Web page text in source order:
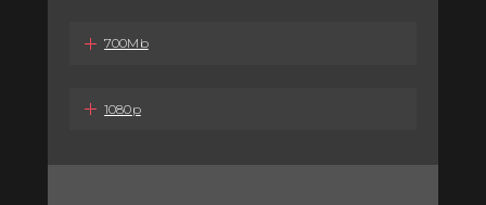
700Mb
1080p